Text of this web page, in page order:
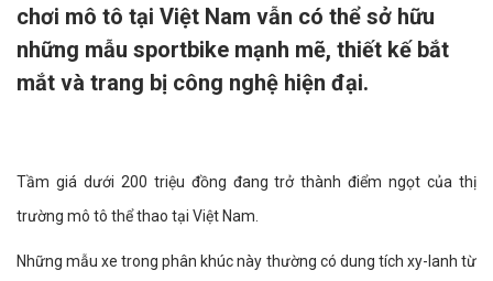
chơi mô tô tại Việt Nam vẫn có thể sở hữu
những mẫu sportbike mạnh mẽ, thiết kế bắt
mắt và trang bị công nghệ hiện đại.
Tầm giá dưới 200 triệu đồng đang trở thành điểm ngọt của thị
trường mô tô thể thao tại Việt Nam.
Những mẫu xe trong phân khúc này thường có dung tích xy-lanh từ